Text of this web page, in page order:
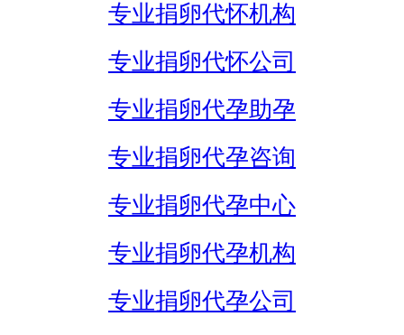
专业捐卵代怀机构
专业捐卵代怀公司
专业捐卵代孕助孕
专业捐卵代孕咨询
专业捐卵代孕中心
专业捐卵代孕机构
专业捐卵代孕公司